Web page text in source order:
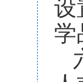
设